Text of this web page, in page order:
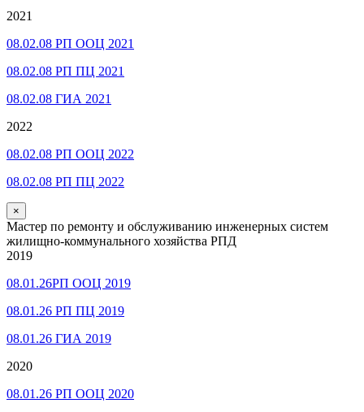
2021
08.02.08 РП ООЦ 2021
08.02.08 РП ПЦ 2021
08.02.08 ГИА 2021
2022
08.02.08 РП ООЦ 2022
08.02.08 РП ПЦ 2022
×
Мастер по ремонту и обслуживанию инженерных систем
жилищно-коммунального хозяйства РПД
2019
08.01.26РП ООЦ 2019
08.01.26 РП ПЦ 2019
08.01.26 ГИА 2019
2020
08.01.26 РП ООЦ 2020